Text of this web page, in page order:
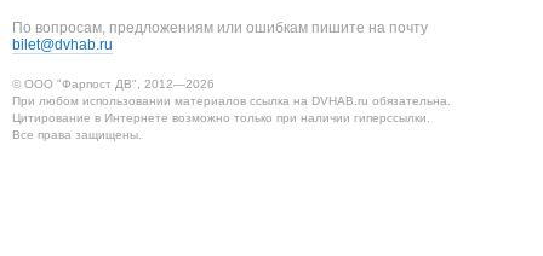
По вопросам, предложениям или ошибкам пишите на почту
bilet@dvhab.ru
© ООО "Фарпост ДВ", 2012—2026
При любом использовании материалов ссылка на DVHAB.ru обязательна.
Цитирование в Интернете возможно только при наличии гиперссылки.
Все права защищены.